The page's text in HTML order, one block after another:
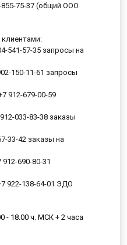
855-75-37 (общий ООО
541-57-35 запросы на
150-11-61 запросы
912-679-00-59
033-83-38 заказы
33-42 заказы на
690-80-31
922-138-64-01 ЭДО
- 18.00 ч. МСК + 2 часа